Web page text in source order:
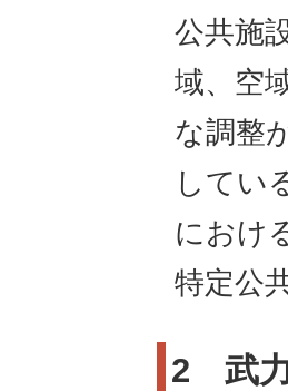
公共施
域、空
な調整
してい
におけ
特定公
2 武力